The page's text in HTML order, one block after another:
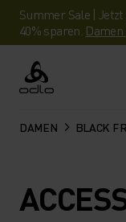
Summer Sale |
40% sparen. Damen
Odlo
DAMEN BLACK